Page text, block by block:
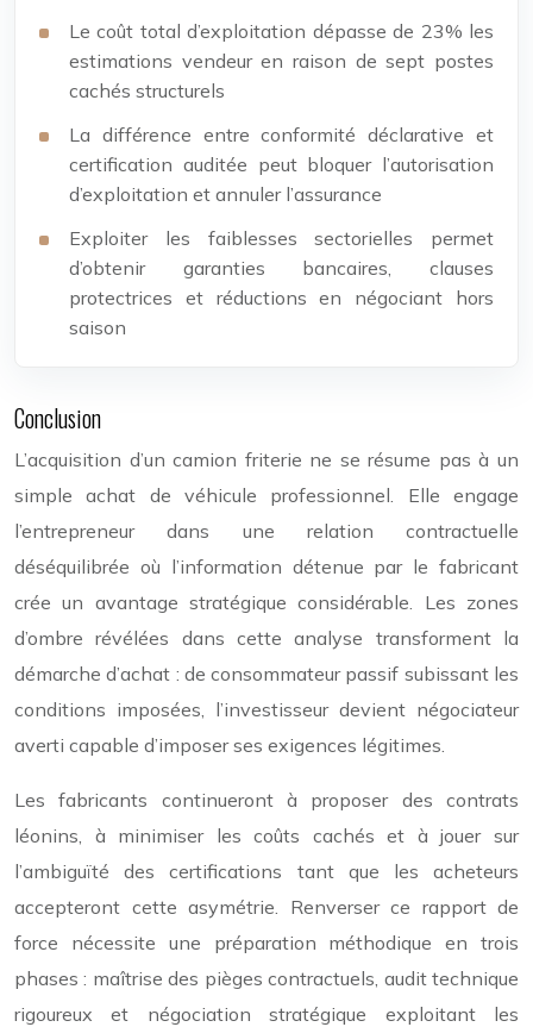
Le coût total d’exploitation dépasse de 23% les
estimations vendeur en raison de sept postes
cachés structurels
La différence entre conformité déclarative et
certification auditée peut bloquer l’autorisation
d’exploitation et annuler l’assurance
Exploiter les faiblesses sectorielles permet
d’obtenir garanties bancaires, clauses
protectrices et réductions en négociant hors
saison
Conclusion
L’acquisition d’un camion friterie ne se résume pas à un
simple achat de véhicule professionnel. Elle engage
l’entrepreneur dans une relation contractuelle
déséquilibrée où l’information détenue par le fabricant
crée un avantage stratégique considérable. Les zones
d’ombre révélées dans cette analyse transforment la
démarche d’achat : de consommateur passif subissant les
conditions imposées, l’investisseur devient négociateur
averti capable d’imposer ses exigences légitimes.
Les fabricants continueront à proposer des contrats
léonins, à minimiser les coûts cachés et à jouer sur
l’ambiguïté des certifications tant que les acheteurs
accepteront cette asymétrie. Renverser ce rapport de
force nécessite une préparation méthodique en trois
phases : maîtrise des pièges contractuels, audit technique
rigoureux et négociation stratégique exploitant les